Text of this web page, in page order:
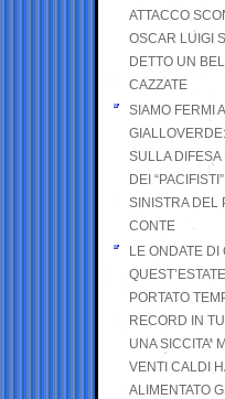
ATTACCO
OSCAR LUIGI
DETTO UN BEL
CAZZATE
SIAMO FERMI
SULLA DIFESA
DEI
SINISTRA DEL
CONTE
LE ONDATE DI
PORTATO
RECORD IN
UNA SICCITA’
VENTI CALDI
ALIMENTATO